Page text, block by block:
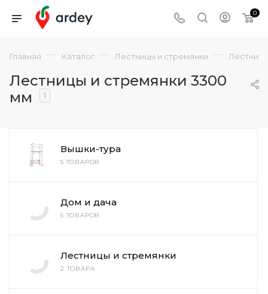
0
Главная — Каталог — Лестницы и стремянки —
Лестницы и стремянки 3300
мм
1
Вышки-тура
5 ТОВАРОВ
Дом и дача
5 ТОВАРОВ
Лестницы и стремянки
2 ТОВАРА